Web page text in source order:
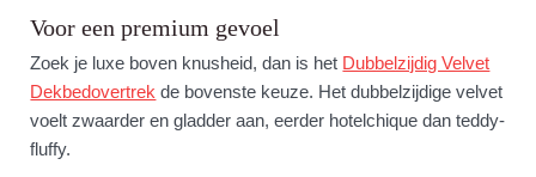
Voor een premium gevoel
Zoek je luxe boven knusheid, dan is het Dubbelzijdig Velvet
Dekbedovertrek de bovenste keuze. Het dubbelzijdige velvet
voelt zwaarder en gladder aan, eerder hotelchique dan teddy-
fluffy.